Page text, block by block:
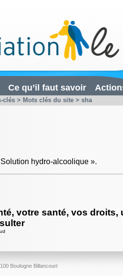
Ce qu’il faut savoir
clés > Mots clés du site > sha
hydro-alcoolique ».
votre santé, vos droits,
Boulogne Billancourt